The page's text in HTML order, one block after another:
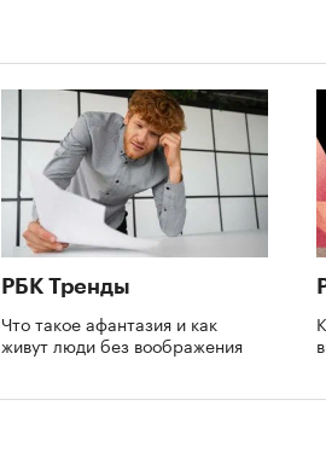
РБК Тренды
Что такое афантазия и как
живут люди без воображения